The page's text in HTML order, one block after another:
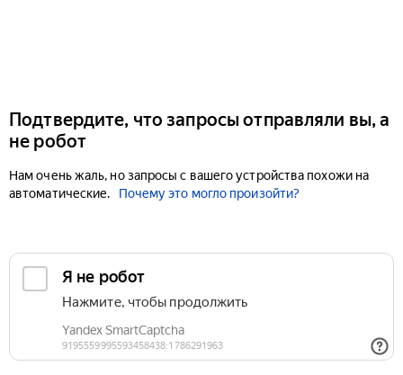
Подтвердите, что запросы отправляли вы, а
не робот
Нам очень жаль, но запросы с вашего устройства похожи на
автоматические.
Почему это могло произойти?